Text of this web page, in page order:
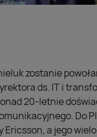
zostanie
ds. IT i
20-letnie
Do
Ericsson, a jego